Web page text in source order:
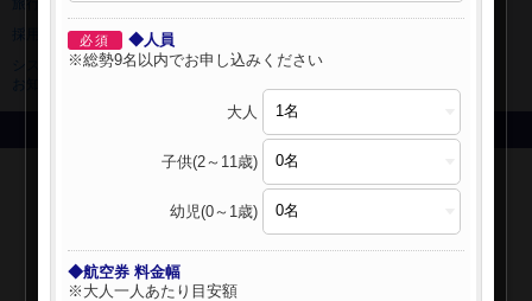
旅行条件書
ニュースリリース
採用情報
システムメンテナンスの
Copyright © NIPPON TRAVEL AGENCY Co.,LTD. All rights reserved.
必須
◆人員
※総勢9名以内でお申し込みください
大人
子供(2～11歳)
幼児(0～1歳)
◆航空券 料金幅
※大人一人あたり目安額